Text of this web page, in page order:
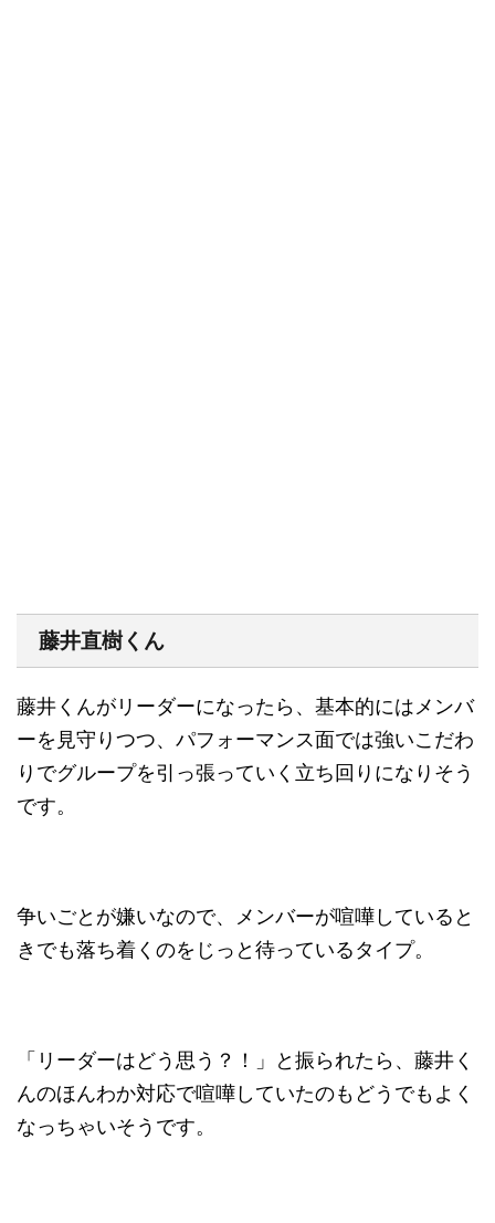
藤井直樹くん
藤井くんがリーダーになったら、基本的にはメンバ
ーを見守りつつ、パフォーマンス面では強いこだわ
りでグループを引っ張っていく立ち回りになりそう
です。
争いごとが嫌いなので、メンバーが喧嘩していると
きでも落ち着くのをじっと待っているタイプ。
「リーダーはどう思う？！」と振られたら、藤井く
んのほんわか対応で喧嘩していたのもどうでもよく
なっちゃいそうです。